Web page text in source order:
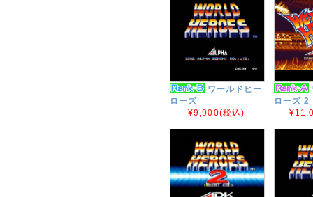
ワールドヒー
ローズ
¥9,900(税込)
ローズ 2